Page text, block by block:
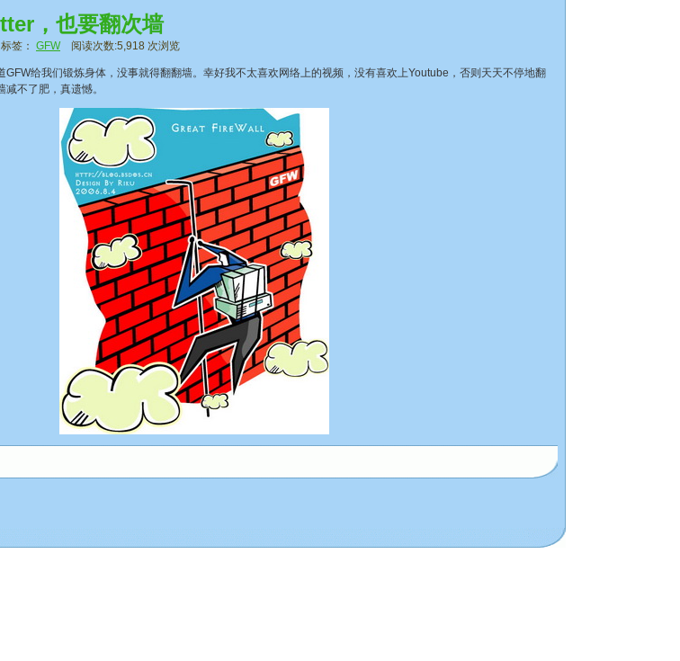
，也要翻次墙
签： GFW阅读次数:5,918 次浏览
给我们锻炼身体，没事就得翻翻墙。幸好我不太喜欢网络上的视频，没有喜欢上Youtube，否则天天不停地翻
不了肥，真遗憾。